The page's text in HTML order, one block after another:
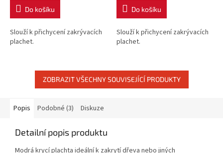
Do košíku
Slouží k přichycení zakrývacích
plachet.
Do košíku
Slouží k přichycení zakrývacích
plachet.
ZOBRAZIT VŠECHNY SOUVISEJÍCÍ PRODUKTY
Popis Podobné (3) Diskuze
Detailní popis produktu
Modrá krycí plachta ideální k zakrytí dřeva nebo jiných